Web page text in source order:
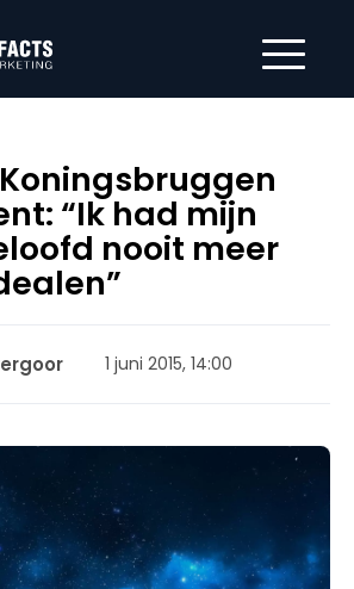
“Ik had mijn
nooit meer
1 juni 2015, 14:00